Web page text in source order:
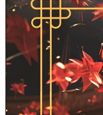
筝声与琴韵交汇：
与钢琴的精彩对话